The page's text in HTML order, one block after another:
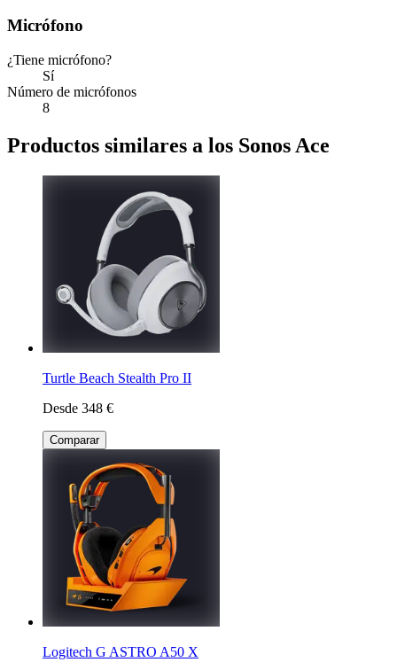
Micrófono
¿Tiene micrófono?
Sí
Número de micrófonos
8
Productos similares a los Sonos Ace
Turtle Beach Stealth Pro II
Desde 348 €
Comparar
Logitech G ASTRO A50 X